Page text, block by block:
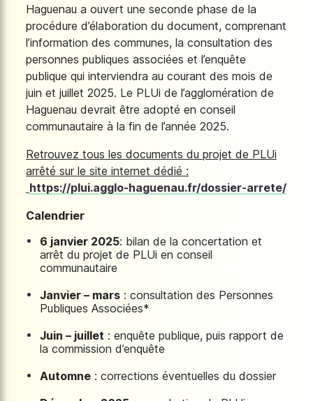
Haguenau a ouvert une seconde phase de la
procédure d’élaboration du document, comprenant
l’information des communes, la consultation des
personnes publiques associées et l’enquête
publique qui interviendra au courant des mois de
juin et juillet 2025. Le PLUi de l’agglomération de
Haguenau devrait être adopté en conseil
communautaire à la fin de l’année 2025.
Retrouvez tous les documents du projet de PLUi
arrêté sur le site internet dédié :
https://plui.agglo-haguenau.fr/dossier-arrete/
Calendrier
6 janvier 2025: bilan de la concertation et
arrêt du projet de PLUi en conseil
communautaire
Janvier – mars : consultation des Personnes
Publiques Associées*
Juin – juillet : enquête publique, puis rapport de
la commission d’enquête
Automne : corrections éventuelles du dossier